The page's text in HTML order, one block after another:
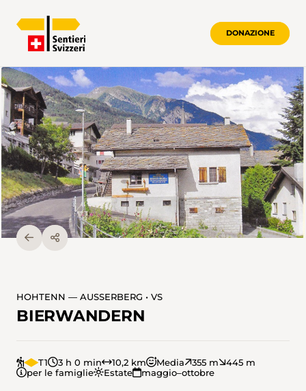
DONAZIONE
HOHTENN — AUSSERBERG • VS
BIERWANDERN
T1 3 h 0 min 10,2 km Media 355 m
445 m
per le famiglie
Estate maggio–ottobre